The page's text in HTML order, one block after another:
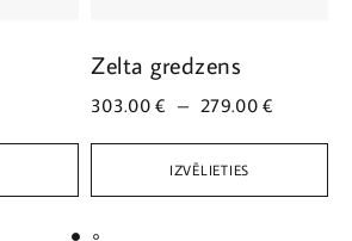
IZVĒLIETIES
Zelta gredzens
279.00€
–
303.00€